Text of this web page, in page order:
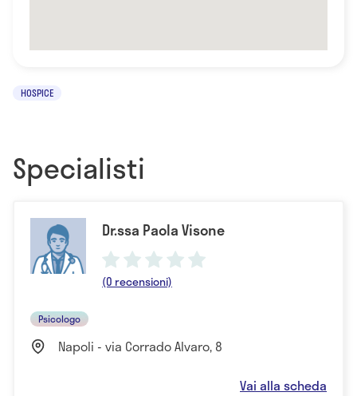
HOSPICE
Specialisti
Dr.ssa Paola Visone
(0 recensioni)
Psicologo
Napoli - via Corrado Alvaro, 8
Vai alla scheda